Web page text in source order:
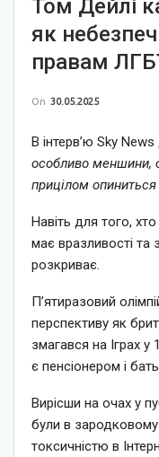
Том Дейлі
як
правам
On 30.05.2025
В інтерв’ю Sky
особливо меншини,
прицілом
Навіть для того,
має вразливості та
розкриває.
П’ятиразовий
перспективу як
змагався на Іграх у
є пенсіонером і
Вирісши на очах у
були в зародковому
токсичністю в